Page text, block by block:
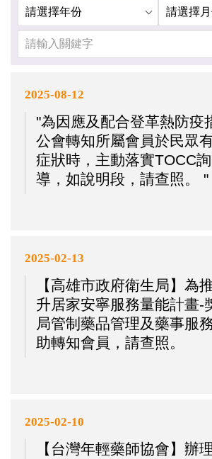
2025-08-12
"為因應及配合登革熱防疫
公會轉知所屬會員於民眾
症狀時，主動落實TOCC
導，如說明段，請查照。 "
2025-02-13
【高雄市政府衛生局】為
升居家安寧服務量能計畫-
局管制藥品管理及藥事服
助轉知會員，請查照。
2025-02-10
【台灣年輕藥師協會】辦